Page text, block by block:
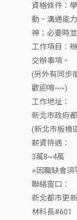
資格條件：
動、溝通能
神；必要時
工作項目：
交辦事項。
(另外有同步
歡迎唷~~)
工作地址：
新北市政府
(新北市板橋
薪資待遇：
3萬8~4萬
※因職缺會須
聯絡窗口：
新北都市更
林科長#601